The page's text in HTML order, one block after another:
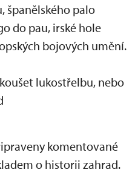
španělského palo
do pau, irské hole
bojových umění.
lukostřelbu, nebo
komentované
o historii zahrad.